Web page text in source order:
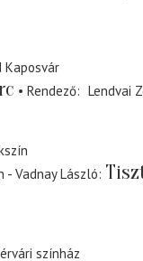
Kaposvár
Rendező
Lendvai
Vadnay László
színház